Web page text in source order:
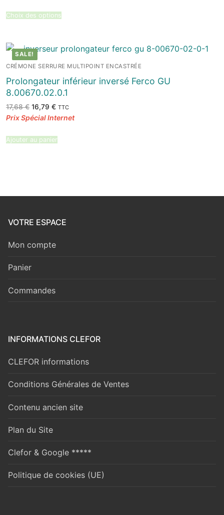
Choix des options
SALE!
CRÉMONE SERRURE MULTIPOINT ENCASTRÉE
Prolongateur inférieur inversé Ferco GU
8.00670.02.0.1
17,68€ Le
prix
initial
16,79 €Le
actuel
TTC
Ajouter au panier
VOTRE ESPACE
Mon compte
Panier
Commandes
INFORMATIONS CLEFOR
CLEFOR informations
Conditions Générales de Ventes
Contenu ancien site
Plan du Site
Clefor & Google *****
Politique de cookies (UE)